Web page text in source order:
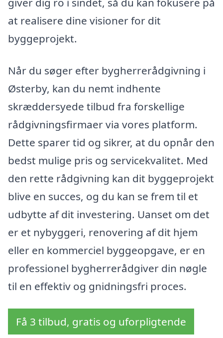
at realisere dine visioner for dit
byggeprojekt.
Når du søger efter bygherrerådgivning i
Østerby, kan du nemt indhente
skræddersyede tilbud fra forskellige
rådgivningsfirmaer via vores platform.
Dette sparer tid og sikrer, at du opnår den
bedst mulige pris og servicekvalitet. Med
den rette rådgivning kan dit byggeprojekt
blive en succes, og du kan se frem til et
udbytte af dit investering. Uanset om det
er et nybyggeri, renovering af dit hjem
eller en kommerciel byggeopgave, er en
professionel bygherrerådgiver din nøgle
til en effektiv og gnidningsfri proces.
Få 3 tilbud, gratis og uforpligtende